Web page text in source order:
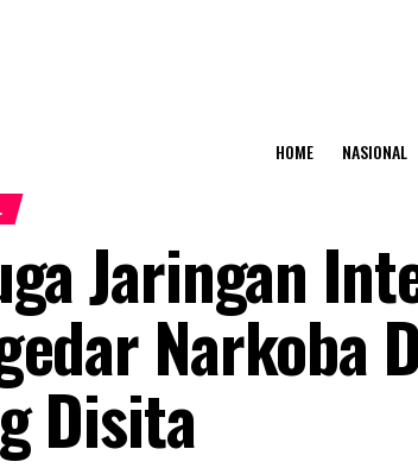
HOME NASIONAL
Jaringan
Narkoba
Disita